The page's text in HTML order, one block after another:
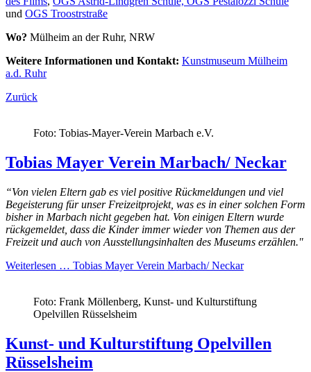
und OGS Troostrstraße
Wo? Mülheim an der Ruhr, NRW
Weitere Informationen und Kontakt: Kunstmuseum Mülheim
a.d. Ruhr
Zurück
Foto: Tobias-Mayer-Verein Marbach e.V.
Tobias Mayer Verein Marbach/ Neckar
“Von vielen Eltern gab es viel positive Rückmeldungen und viel
Begeisterung für unser Freizeitprojekt, was es in einer solchen Form
bisher in Marbach nicht gegeben hat. Von einigen Eltern wurde
rückgemeldet, dass die Kinder immer wieder von Themen aus der
Freizeit und auch von Ausstellungsinhalten des Museums erzählen."
Weiterlesen … Tobias Mayer Verein Marbach/ Neckar
Foto: Frank Möllenberg, Kunst- und Kulturstiftung
Opelvillen Rüsselsheim
Kunst- und Kulturstiftung Opelvillen
Rüsselsheim